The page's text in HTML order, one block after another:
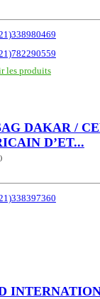
les produits
DAKAR /
D’ET...